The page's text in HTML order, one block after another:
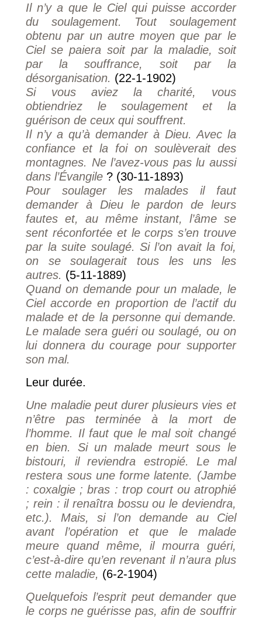
Il n’y a que le Ciel qui puisse accorder
du soulagement. Tout soulagement
obtenu par un autre moyen que par le
Ciel se paiera soit par la maladie, soit
par la souffrance, soit par la
désorganisation. (22-1-1902)
Si vous aviez la charité, vous
obtiendriez le soulagement et la
guérison de ceux qui souffrent.
Il n’y a qu’à demander à Dieu. Avec la
confiance et la foi on soulèverait des
montagnes. Ne l’avez-vous pas lu aussi
dans l’Évangile ? (30-11-1893)
Pour soulager les malades il faut
demander à Dieu le pardon de leurs
fautes et, au même instant, l’âme se
sent réconfortée et le corps s’en trouve
par la suite soulagé. Si l’on avait la foi,
on se soulagerait tous les uns les
autres. (5-11-1889)
Quand on demande pour un malade, le
Ciel accorde en proportion de l’actif du
malade et de la personne qui demande.
Le malade sera guéri ou soulagé, ou on
lui donnera du courage pour supporter
son mal.
Leur durée.
Une maladie peut durer plusieurs vies et
n’être pas terminée à la mort de
l’homme. Il faut que le mal soit changé
en bien. Si un malade meurt sous le
bistouri, il reviendra estropié. Le mal
restera sous une forme latente. (Jambe
: coxalgie ; bras : trop court ou atrophié
; rein : il renaîtra bossu ou le deviendra,
etc.). Mais, si l’on demande au Ciel
avant l’opération et que le malade
meure quand même, il mourra guéri,
c’est-à-dire qu’en revenant il n’aura plus
cette maladie, (6-2-1904)
Quelquefois l’esprit peut demander que
le corps ne guérisse pas, afin de souffrir